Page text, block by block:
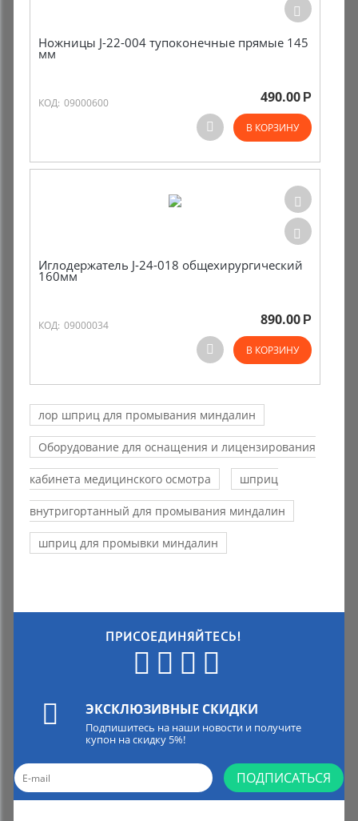
Ножницы J-22-004 тупоконечные прямые 145
мм
КОД: 09000600 490.00 Р
В КОРЗИНУ
Иглодержатель J-24-018 общехирургический
160мм
КОД: 09000034 890.00 Р
В КОРЗИНУ
лор шприц для промывания миндалин
Оборудование для оснащения и лицензирования
кабинета медицинского осмотра шприц
внутригортанный для промывания миндалин
шприц для промывки миндалин
ПРИСОЕДИНЯЙТЕСЬ!
ЭКСКЛЮЗИВНЫЕ СКИДКИ
Подпишитесь на наши новости и получите
купон на скидку 5%!
ПОДПИСАТЬСЯ